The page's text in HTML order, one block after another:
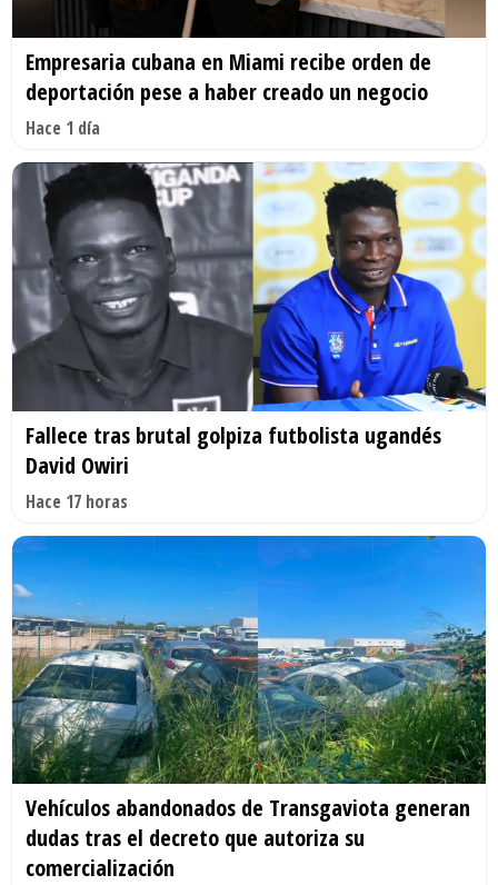
Empresaria cubana en Miami recibe orden de
deportación pese a haber creado un negocio
Hace 1 día
Fallece tras brutal golpiza futbolista ugandés
David Owiri
Hace 17 horas
Vehículos abandonados de Transgaviota generan
dudas tras el decreto que autoriza su
comercialización